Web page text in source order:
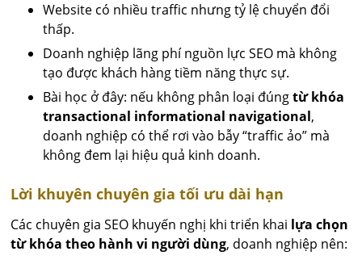
Website có nhiều traffic nhưng tỷ lệ chuyển đổi
thấp.
Doanh nghiệp lãng phí nguồn lực SEO mà không
tạo được khách hàng tiềm năng thực sự.
Bài học ở đây: nếu không phân loại đúngtừ khóa
transactional informational navigational,
doanh nghiệp có thể rơi vào bẫy “traffic ảo” mà
không đem lại hiệu quả kinh doanh.
Lời khuyên chuyên gia tối ưu dài hạn
Các chuyên gia SEO khuyến nghị khi triển khai lựa chọn
từ khóa theo hành vi người dùng, doanh nghiệp nên: